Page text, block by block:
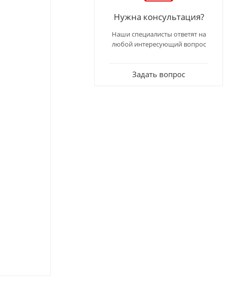
Нужна консультация?
Наши специалисты ответят на
любой интересующий вопрос
Задать вопрос